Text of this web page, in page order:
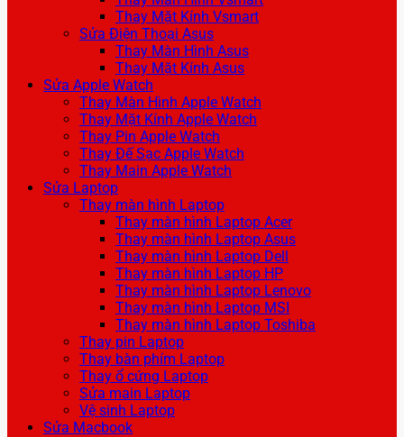
Thay Mặt Kính Vsmart
Sửa Điện Thoại Asus
Thay Màn Hình Asus
Thay Mặt Kính Asus
Sửa Apple Watch
Thay Màn Hình Apple Watch
Thay Mặt Kính Apple Watch
Thay Pin Apple Watch
Thay Đế Sạc Apple Watch
Thay Main Apple Watch
Sửa Laptop
Thay màn hình Laptop
Thay màn hình Laptop Acer
Thay màn hình Laptop Asus
Thay màn hình Laptop Dell
Thay màn hình Laptop HP
Thay màn hình Laptop Lenovo
Thay màn hình Laptop MSI
Thay màn hình Laptop Toshiba
Thay pin Laptop
Thay bàn phím Laptop
Thay ổ cứng Laptop
Sửa main Laptop
Vệ sinh Laptop
Sửa Macbook